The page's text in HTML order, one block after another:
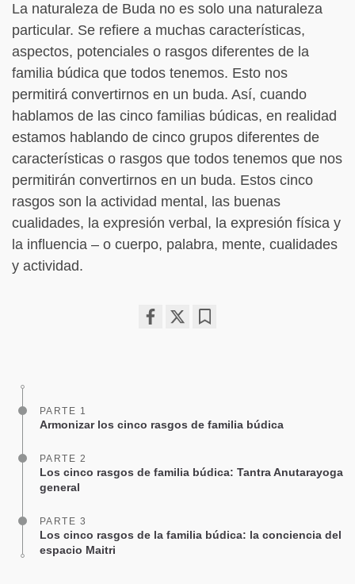
La naturaleza de Buda no es solo una naturaleza
particular. Se refiere a muchas características,
aspectos, potenciales o rasgos diferentes de la
familia búdica que todos tenemos. Esto nos
permitirá convertirnos en un buda. Así, cuando
hablamos de las cinco familias búdicas, en realidad
estamos hablando de cinco grupos diferentes de
características o rasgos que todos tenemos que nos
permitirán convertirnos en un buda. Estos cinco
rasgos son la actividad mental, las buenas
cualidades, la expresión verbal, la expresión física y
la influencia – o cuerpo, palabra, mente, cualidades
y actividad.
PARTE 1
Armonizar los cinco rasgos de familia búdica
PARTE 2
Los cinco rasgos de familia búdica: Tantra Anutarayoga
general
PARTE 3
Los cinco rasgos de la familia búdica: la conciencia del
espacio Maitri